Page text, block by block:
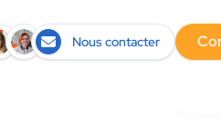
Nous contacter